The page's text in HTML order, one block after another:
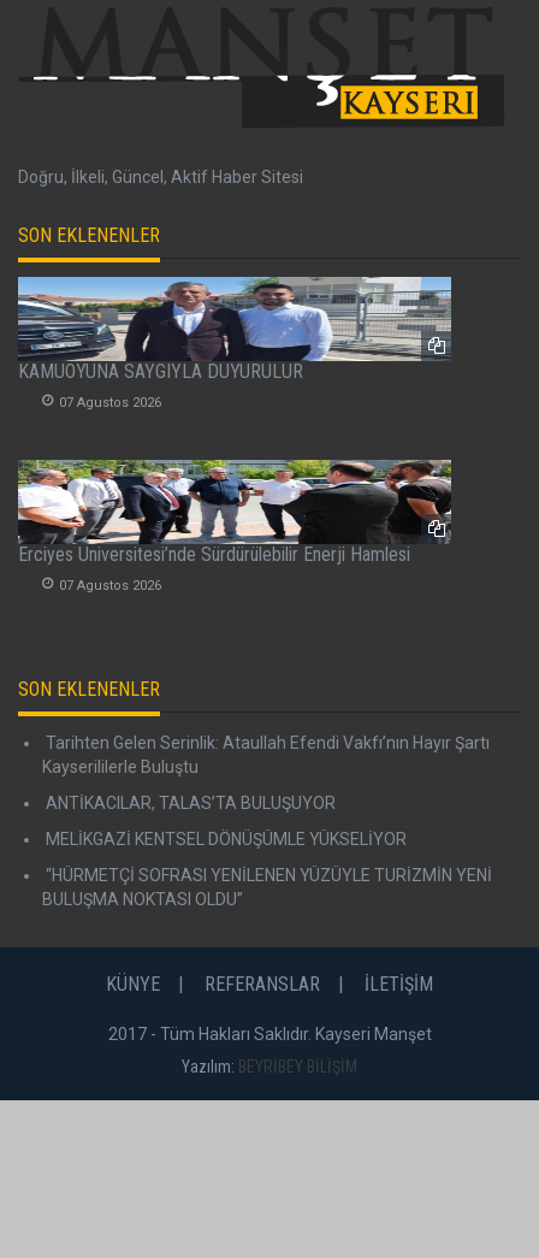
Doğru, İlkeli, Güncel, Aktif Haber Sitesi
SON EKLENENLER
KAMUOYUNA SAYGIYLA DUYURULUR
07 Agustos 2026
Erciyes Üniversitesi’nde Sürdürülebilir Enerji Hamlesi
07 Agustos 2026
SON EKLENENLER
Tarihten Gelen Serinlik: Ataullah Efendi Vakfı’nın Hayır Şartı
Kayserililerle Buluştu
ANTİKACILAR, TALAS’TA BULUŞUYOR
MELİKGAZİ KENTSEL DÖNÜŞÜMLE YÜKSELİYOR
“HÜRMETÇİ SOFRASI YENİLENEN YÜZÜYLE TURİZMİN YENİ
BULUŞMA NOKTASI OLDU”
KÜNYE REFERANSLAR İLETİŞİM
2017 - Tüm Hakları Saklıdır. Kayseri Manşet
Yazılım: BEYRİBEY BİLİŞİM